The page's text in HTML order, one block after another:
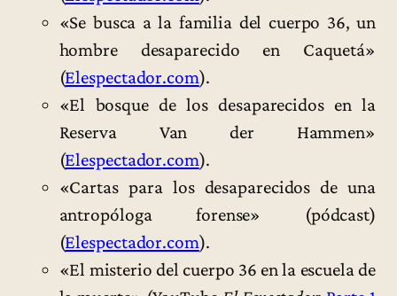
«Se busca a la familia del cuerpo 36, un
hombre desaparecido en Caquetá»
(Elespectador.com).
«El bosque de los desaparecidos en la
Reserva Van der Hammen»
(Elespectador.com).
«Cartas para los desaparecidos de una
antropóloga forense» (pódcast)
(Elespectador.com).
«El misterio del cuerpo 36 en la escuela de